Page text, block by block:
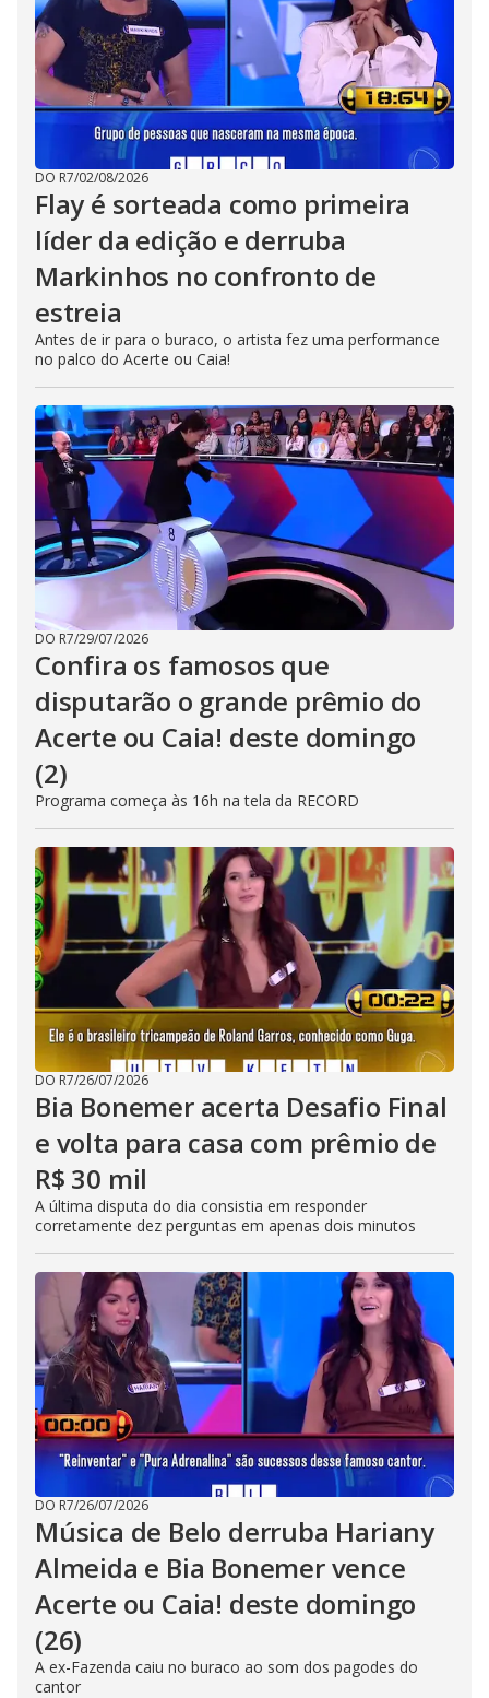
DO R7/02/08/2026
Flay é sorteada como primeira
líder da edição e derruba
Markinhos no confronto de
estreia
Antes de ir para o buraco, o artista fez uma performance
no palco do Acerte ou Caia!
DO R7/29/07/2026
Confira os famosos que
disputarão o grande prêmio do
Acerte ou Caia! deste domingo
(2)
Programa começa às 16h na tela da RECORD
DO R7/26/07/2026
Bia Bonemer acerta Desafio Final
e volta para casa com prêmio de
R$ 30 mil
A última disputa do dia consistia em responder
corretamente dez perguntas em apenas dois minutos
DO R7/26/07/2026
Música de Belo derruba Hariany
Almeida e Bia Bonemer vence
Acerte ou Caia! deste domingo
(26)
A ex-Fazenda caiu no buraco ao som dos pagodes do
cantor